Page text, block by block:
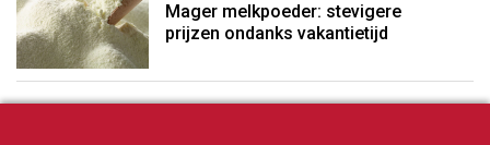
Mager melkpoeder: stevigere
prijzen ondanks vakantietijd